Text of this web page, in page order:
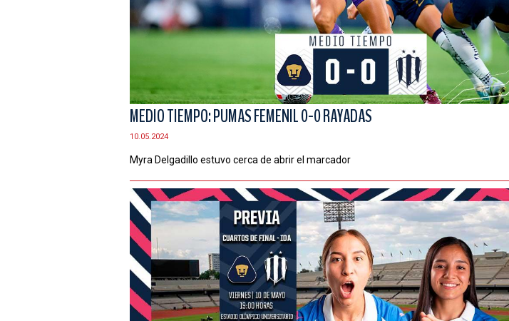
MEDIO TIEMPO: PUMAS FEMENIL 0-0 RAYADAS
10.05.2024
Myra Delgadillo estuvo cerca de abrir el marcador